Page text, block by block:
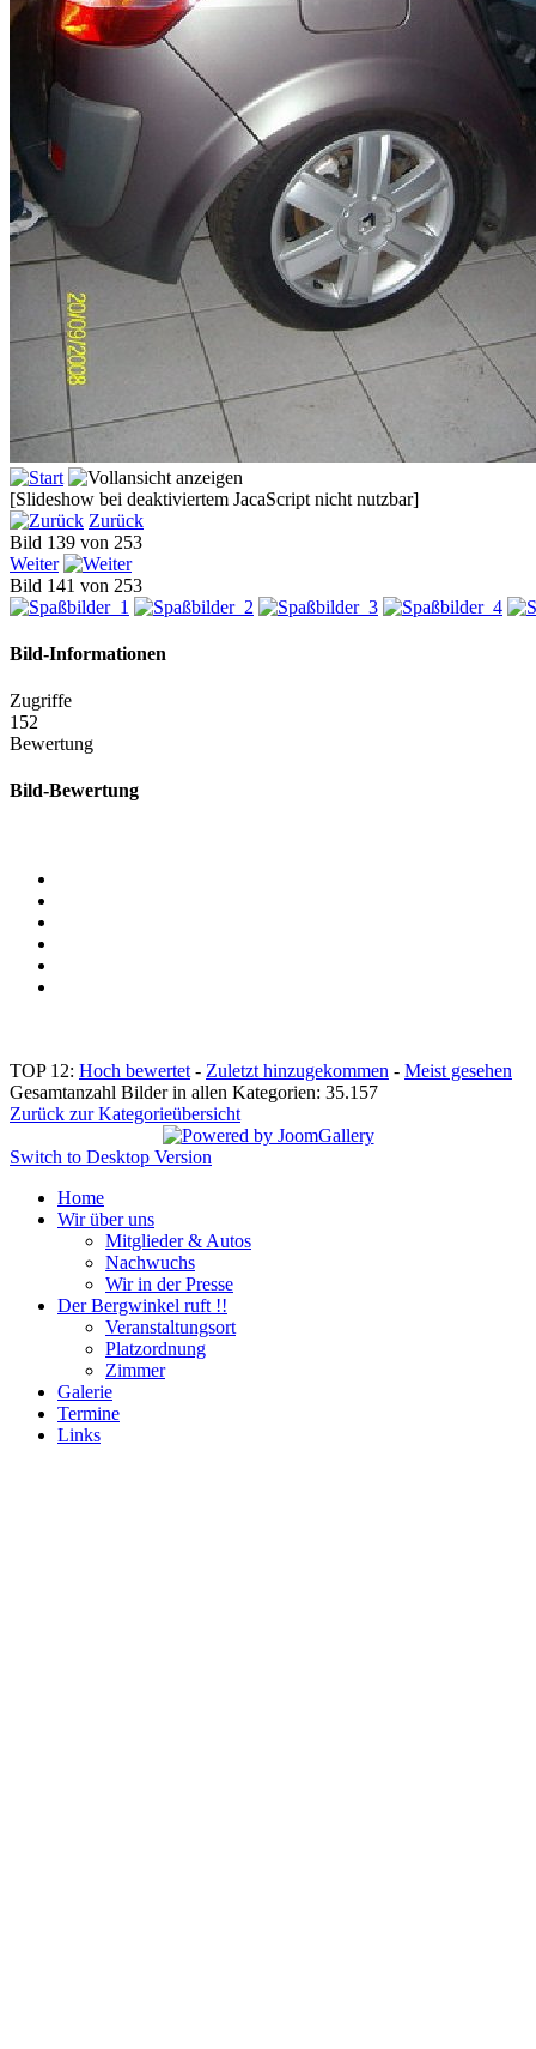
[Slideshow bei deaktiviertem JacaScript nicht nutzbar]
Zurück
Bild 139 von 253
Weiter
Bild 141 von 253
Bild-Informationen
Zugriffe
152
Bewertung
Bild-Bewertung
TOP 12: Hoch bewertet - Zuletzt hinzugekommen - Meist gesehen
Gesamtanzahl Bilder in allen Kategorien: 35.157
Zurück zur Kategorieübersicht
Switch to Desktop Version
Home
Wir über uns
Mitglieder & Autos
Nachwuchs
Wir in der Presse
Der Bergwinkel ruft !!
Veranstaltungsort
Platzordnung
Zimmer
Galerie
Termine
Links